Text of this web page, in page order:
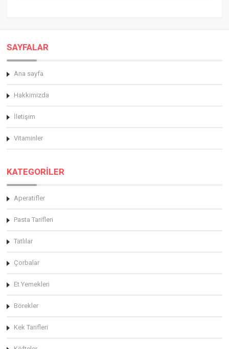
SAYFALAR
Ana sayfa
Hakkimizda
İletişim
Vitaminler
KATEGORİLER
Aperatifler
Pasta Tarifleri
Tatlılar
Çorbalar
Et Yemekleri
Börekler
Kek Tarifleri